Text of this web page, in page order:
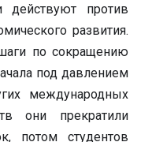
действуют против
развития.
по сокращению
под давлением
международных
они прекратили
потом студентов